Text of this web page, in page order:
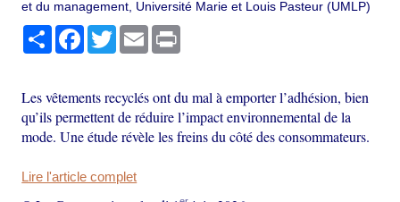
et du management, Université Marie et Louis Pasteur (UMLP)
PartagerFacebook
TwitterEmail
Les vêtements recyclés ont du mal à emporter l’adhésion, bien
qu’ils permettent de réduire l’impact environnemental de la
mode. Une étude révèle les freins du côté des consommateurs.
Lire l'article complet